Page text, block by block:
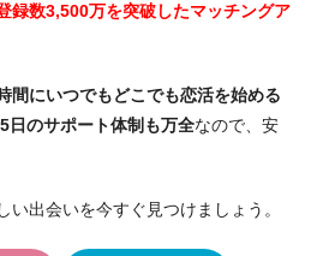
録数3,500万を突破したマッチングア
間にいつでもどこでも恋活を始める
日のサポート体制も万全なので、安
い出会いを今すぐ見つけましょう。